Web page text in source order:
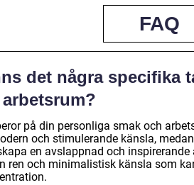
FAQ
det några specifika
på din personliga smak och
och stimulerande känsla,
en avslappnad och
ren och minimalistisk känsla som